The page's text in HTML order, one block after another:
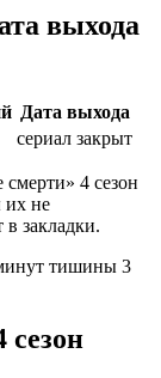
выхода
Дата выхода
сериал закрыт
4 сезон
их не
закладки.
минут тишины 3
сезон